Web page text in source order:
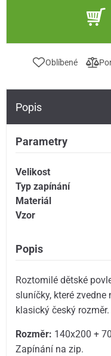
Oblíbené
Popis
Parametry
Velikost
Typ zapínání
Materiál
Vzor
Popis
Roztomilé dětské
sluníčky, které
klasický český rozměr.
Rozměr: 140x200 +
Zapínání na zip.